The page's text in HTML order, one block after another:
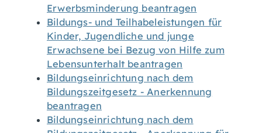
Erwerbsminderung beantragen
Bildungs- und Teilhabeleistungen für
Kinder, Jugendliche und junge
Erwachsene bei Bezug von Hilfe zum
Lebensunterhalt beantragen
Bildungseinrichtung nach dem
Bildungszeitgesetz - Anerkennung
beantragen
Bildungseinrichtung nach dem